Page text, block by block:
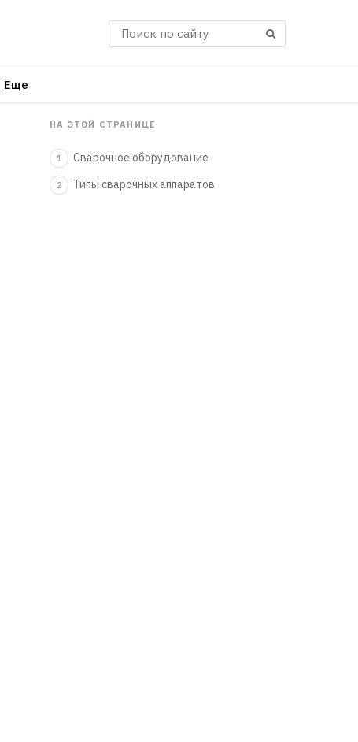
Поиск
Еще
НА ЭТОЙ СТРАНИЦЕ
1 Сварочное оборудование
2 Типы сварочных аппаратов